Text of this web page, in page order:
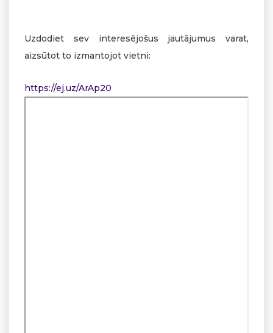
Uzdodiet sev interesējošus jautājumus varat,
aizsūtot to izmantojot vietni:
https://ej.uz/ArAp20